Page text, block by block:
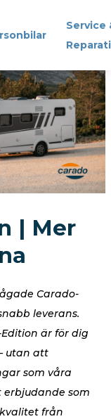
| Mer
Carado-
leverans.
Edition är för dig
utan att
som våra
som
från
Service